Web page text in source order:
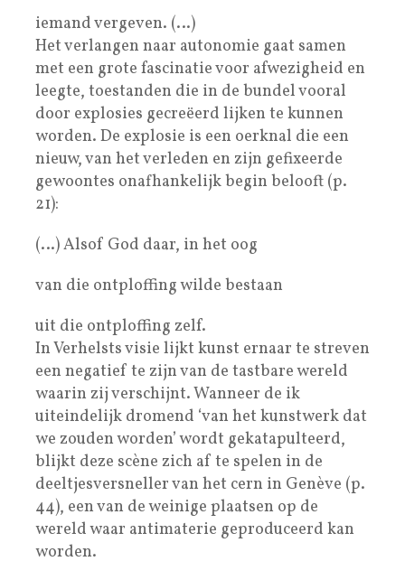
iemand vergeven. (…)
Het verlangen naar autonomie gaat samen
met een grote fascinatie voor afwezigheid en
leegte, toestanden die in de bundel vooral
door explosies gecreëerd lijken te kunnen
worden. De explosie is een oerknal die een
nieuw, van het verleden en zijn gefixeerde
gewoontes onafhankelijk begin belooft (p.
21):
(…) Alsof God daar, in het oog
van die ontploffing wilde bestaan
uit die ontploffing zelf.
In Verhelsts visie lijkt kunst ernaar te streven
een negatief te zijn van de tastbare wereld
waarin zij verschijnt. Wanneer de ik
uiteindelijk dromend ‘van het kunstwerk dat
we zouden worden’ wordt gekatapulteerd,
blijkt deze scène zich af te spelen in de
deeltjesversneller van het cern in Genève (p.
44), een van de weinige plaatsen op de
wereld waar antimaterie geproduceerd kan
worden.